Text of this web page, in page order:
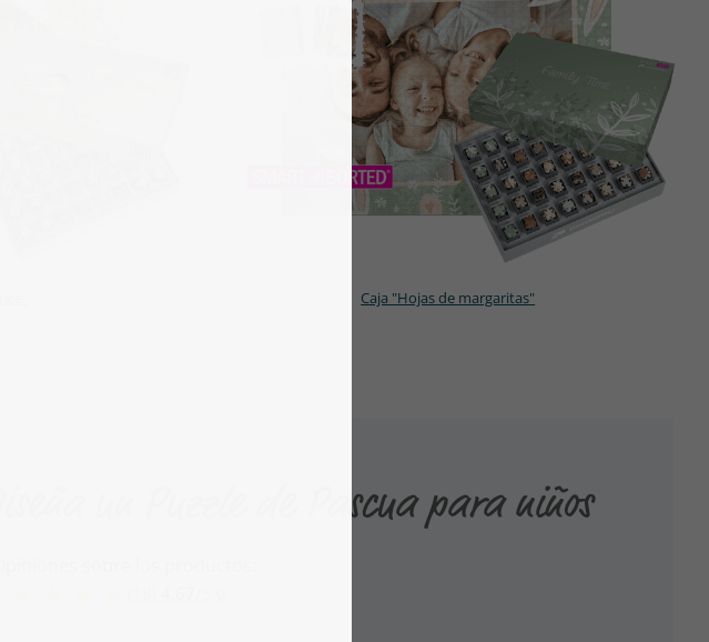
Caja "Hojas de margaritas"
Diseña un Puzzle de Pascua para niños